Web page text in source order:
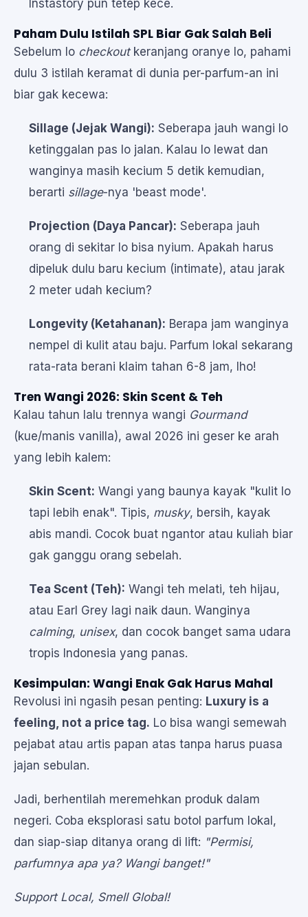
Instastory pun tetep kece.
Paham Dulu Istilah SPL Biar Gak Salah Beli
Sebelum lo checkoutkeranjang oranye lo, pahami
dulu 3 istilah keramat di dunia per-parfum-an ini
biar gak kecewa:
Sillage (Jejak Wangi): Seberapa jauh wangi lo
ketinggalan pas lo jalan. Kalau lo lewat dan
wanginya masih kecium 5 detik kemudian,
berarti sillage-nya 'beast mode'.
Projection (Daya Pancar): Seberapa jauh
orang di sekitar lo bisa nyium. Apakah harus
dipeluk dulu baru kecium (intimate), atau jarak
2 meter udah kecium?
Longevity (Ketahanan): Berapa jam wanginya
nempel di kulit atau baju. Parfum lokal sekarang
rata-rata berani klaim tahan 6-8 jam, lho!
Tren Wangi 2026: Skin Scent & Teh
Kalau tahun lalu trennya wangi Gourmand
(kue/manis vanilla), awal 2026 ini geser ke arah
yang lebih kalem:
Skin Scent: Wangi yang baunya kayak "kulit lo
tapi lebih enak". Tipis, musky, bersih, kayak
abis mandi. Cocok buat ngantor atau kuliah biar
gak ganggu orang sebelah.
Tea Scent (Teh): Wangi teh melati, teh hijau,
atau Earl Grey lagi naik daun. Wanginya
calming, unisex, dan cocok banget sama udara
tropis Indonesia yang panas.
Kesimpulan: Wangi Enak Gak Harus Mahal
Revolusi ini ngasih pesan penting: Luxury is a
feeling, not a price tag. Lo bisa wangi semewah
pejabat atau artis papan atas tanpa harus puasa
jajan sebulan.
Jadi, berhentilah meremehkan produk dalam
negeri. Coba eksplorasi satu botol parfum lokal,
dan siap-siap ditanya orang di lift: "Permisi,
parfumnya apa ya? Wangi banget!"
Support Local, Smell Global!